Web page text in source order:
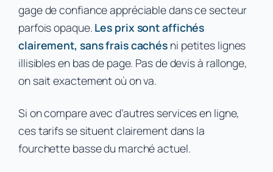
gage de confiance appréciable dans ce secteur
parfois opaque. Les prix sont affichés
clairement, sans frais cachés ni petites lignes
illisibles en bas de page. Pas de devis à rallonge,
on sait exactement où on va.
Si on compare avec d’autres services en ligne,
ces tarifs se situent clairement dans la
fourchette basse du marché actuel.